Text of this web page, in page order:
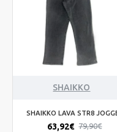
SHAIKKO
SHAIKKO LAVA STR8
63,92€ 79,90€